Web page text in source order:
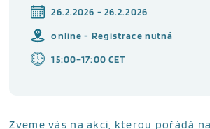
26.2.2026 - 26.2.2026
online - Registrace nutná
15:00–17:00 CET
Zveme vás na akci, kterou pořádá